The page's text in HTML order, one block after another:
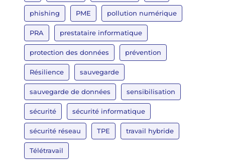
phishing PME pollution numérique
PRA prestataire informatique
protection des données prévention
Résilience sauvegarde
sauvegarde de données sensibilisation
sécurité sécurité informatique
sécurité réseau TPE travail hybride
Télétravail